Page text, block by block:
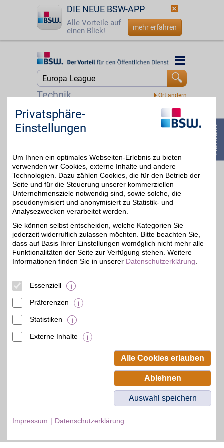
DIE NEUE BSW-APP
Alle Vorteile auf
einen Blick!
mehr erfahren
Startseite
Jetzt BSW-Mitglied werden
☎ 0800 - 279 25 82
Technik
Startseite
Suche
DAZN Gutschein
bis zu 20€
DAZN
Mit dem Livesport-
Streamingdienst über
8.000
Sportübertragungen pro
Jahr erleben: von zu
Hause, unterwegs,
zeitversetzt oder im
Rückblick. Jetzt das
umfangreiche
Sportangebot genießen
und BSW-Vorteil sichern.
© BSW Verbraucher-Service
Alle Rechte vorbehalten.
Privatsphäre-
Einstellungen
Um Ihnen ein optimales Webseiten-Erlebnis zu bieten
verwenden wir Cookies, externe Inhalte und andere
Technologien. Dazu zählen Cookies, die für den Betrieb der
Seite und für die Steuerung unserer kommerziellen
Unternehmensziele notwendig sind, sowie solche, die
pseudonymisiert und anonymisiert zu Statistik- und
Analysezwecken verarbeitet werden.
Sie können selbst entscheiden, welche Kategorien Sie
jederzeit widerruflich zulassen möchten. Bitte beachten Sie,
dass auf Basis Ihrer Einstellungen womöglich nicht mehr alle
Funktionalitäten der Seite zur Verfügung stehen. Weitere
Informationen finden Sie in unserer Datenschutzerklärung
Essenziell
Präferenzen
Statistiken
Externe Inhalte
Alle Cookies erlauben
Ablehnen
Auswahl speichern
Impressum Datenschutzerklärung